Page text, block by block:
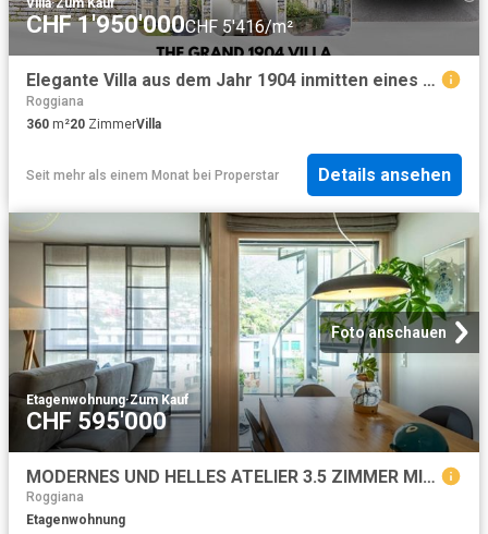
Villa·Zum Kauf
CHF 1'950'000CHF 5'416/m²
Elegante Villa aus dem Jahr 1904 inmitten eines üppigen Privatparks mit majestätischen, alten Bäumen
Roggiana
360 m²20 ZimmerVilla
Seit mehr als einem Monat bei Properstar Details ansehen
Foto anschauen
Etagenwohnung·Zum Kauf
CHF 595'000
MODERNES UND HELLES ATELIER 3.5 ZIMMER MIT PANORAMATERRASSE
Roggiana
Etagenwohnung